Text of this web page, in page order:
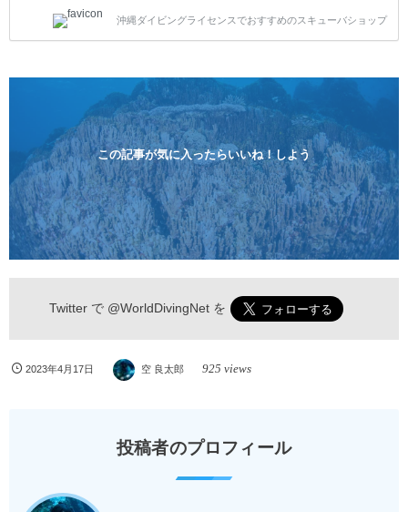
1人様から気軽にご参加ください。 全てのコースで高
画質の記念撮影&水中撮影付きです。初心者の方やダ
ンペーン！！￥16800 ￥11800(税込) 器材 / 送迎 / 保
険 / 全て込み ダイビングがはじめての方や初心者でも
気軽に体験できる半日のコース。沖縄本島のビーチか
らのんびりダイビングを楽しめます...
沖縄ダイビングライセンスでおすすめのスキューバショップ
この記事が気に入ったらいいね！しよう
Twitter で @WorldDivingNetを
2023年4月17日 空 良太郎 925 views
投稿者のプロフィール